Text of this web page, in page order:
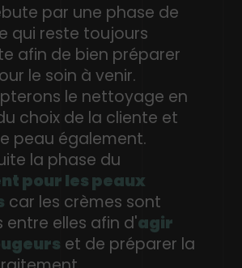
par une phase de
qui reste toujours
afin de bien préparer
le soin à venir.
le nettoyage en
choix de la cliente et
peau également.
la phase du
pour les peaux
car les crèmes sont
entre elles afin d'agir
et de préparer la